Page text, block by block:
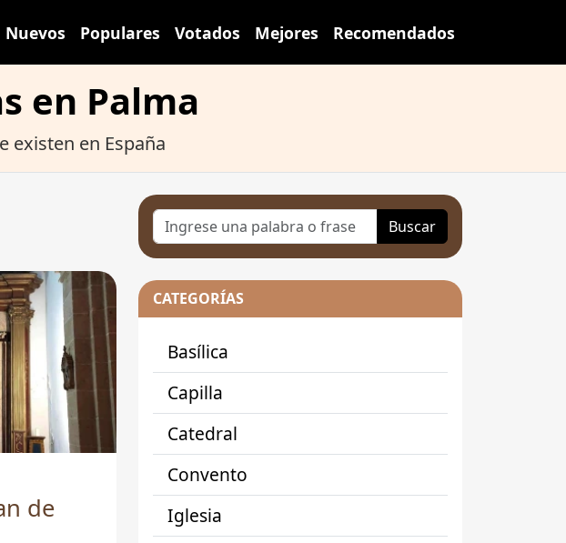
Nuevos Populares Votados Mejores Recomendados
en Palma
existen en España
de
Buscar
CATEGORÍAS
Basílica
Capilla
Catedral
Convento
Iglesia